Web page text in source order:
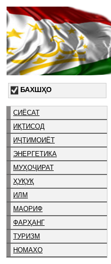
БАХШҲО
СИЁСАТ
ИҚТИСОД
ИҶТИМОИЁТ
ЭНЕРГЕТИКА
МУҲОҶИРАТ
ҲУҚУҚ
ИЛМ
МАОРИФ
ФАРҲАНГ
ТУРИЗМ
НОМАҲО